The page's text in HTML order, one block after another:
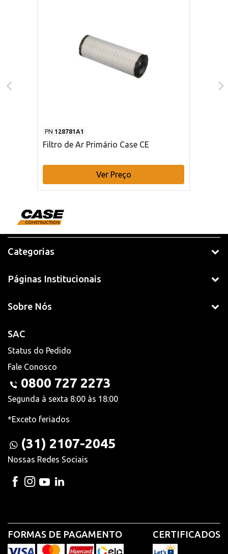
PN 128781A1
Filtro de Ar Primário Case CE
Ver Preço
Categorias
Páginas Institucionais
Sobre Nós
SAC
Status do Pedido
Fale Conosco
0800 727 2273
Segunda à sexta 8:00 às 18:00
*Exceto feriados
(31) 2107-2045
Nossas Redes Sociais
FORMAS DE PAGAMENTO CERTIFICADOS